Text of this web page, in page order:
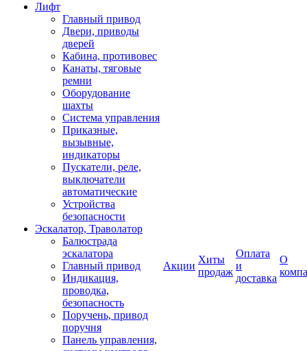
Лифт
Главный привод
Двери, приводы
дверей
Кабина, противовес
Канаты, тяговые
ремни
Оборудование
шахты
Система управления
Приказные,
вызывные,
индикаторы
Пускатели, реле,
выключатели
автоматические
Устройства
безопасности
Эскалатор, Траволатор
Балюстрада
эскалатора
Главный привод
Индикация,
проводка,
безопасность
Поручень, привод
поручня
Панель управления,
Акции
Хиты
продаж
Оплата
и
доставка
О